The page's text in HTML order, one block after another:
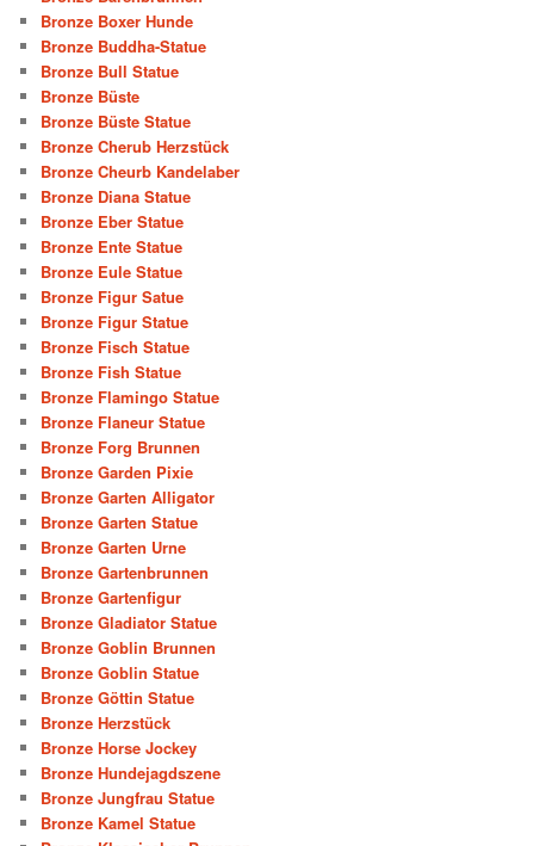
Bronze Boxer Hunde
Bronze Buddha-Statue
Bronze Bull Statue
Bronze Büste
Bronze Büste Statue
Bronze Cherub Herzstück
Bronze Cheurb Kandelaber
Bronze Diana Statue
Bronze Eber Statue
Bronze Ente Statue
Bronze Eule Statue
Bronze Figur Satue
Bronze Figur Statue
Bronze Fisch Statue
Bronze Fish Statue
Bronze Flamingo Statue
Bronze Flaneur Statue
Bronze Forg Brunnen
Bronze Garden Pixie
Bronze Garten Alligator
Bronze Garten Statue
Bronze Garten Urne
Bronze Gartenbrunnen
Bronze Gartenfigur
Bronze Gladiator Statue
Bronze Goblin Brunnen
Bronze Goblin Statue
Bronze Göttin Statue
Bronze Herzstück
Bronze Horse Jockey
Bronze Hundejagdszene
Bronze Jungfrau Statue
Bronze Kamel Statue